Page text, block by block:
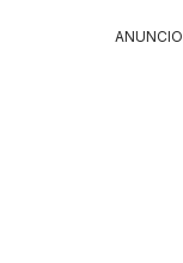
ANUNCIO